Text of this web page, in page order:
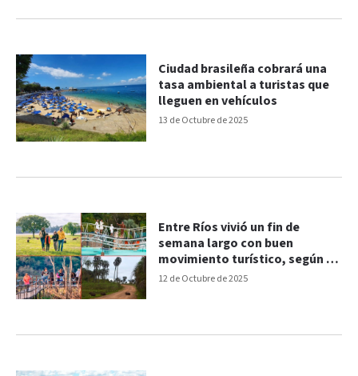
13 de Octubre de 2025
Ciudad brasileña cobrará una
tasa ambiental a turistas que
lleguen en vehículos
12 de Octubre de 2025
Entre Ríos vivió un fin de
semana largo con buen
movimiento turístico, según la
CAME